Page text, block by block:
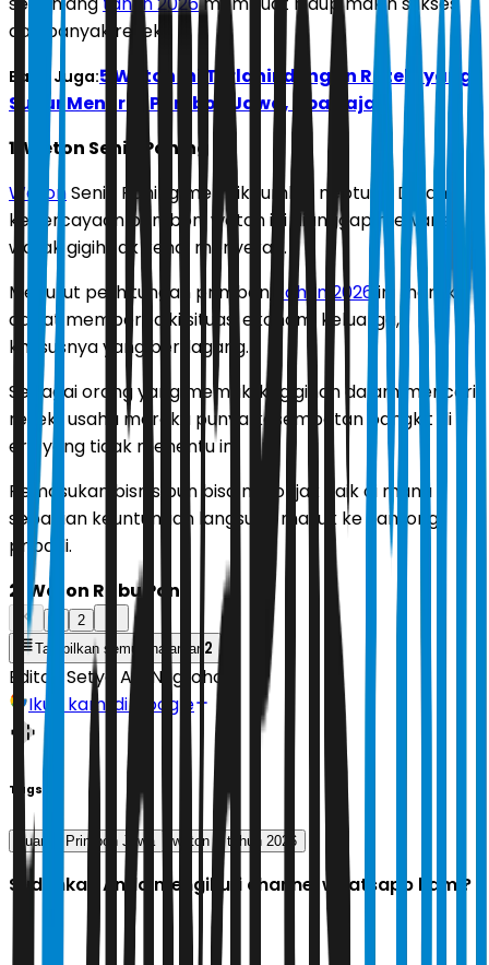
dan banyak rezeki.
Baca Juga:5 Weton Ini Terlahir dengan Rezeki yang
Subur Menurut Primbon Jawa, Apa Saja?
1. Weton Senin Pahing
WetonSenin Pahing memiliki jumlah neptu 13. Dalam
kepercayaan primbon, weton ini dianggap mewarisi
watak gigih tak kenal menyerah.
Menurut perhitungan primbon, tahun 2026 ini mereka
dapat memperbaiki situasi ekonomi keluarga,
khususnya yang berdagang.
Sebagai orang yang memiliki kegigihan dalam mencari
rezeki, usaha mereka punya kesempatan bangkit di
era yang tidak menentu ini.
Pemasukan bisnis pun bisa melonjak naik di mana
sebagian keuntungan langsung masuk ke kantong
pribadi.
2. Weton Rabu Pon
2
Tampilkan semua halaman 2
Editor: Setyo Adi Nugroho
Ikuti kami di Google
Tags
cuan Primbon Jawa weton tahun 2026
Sudahkah Anda mengikuti channel whatsapp kami?